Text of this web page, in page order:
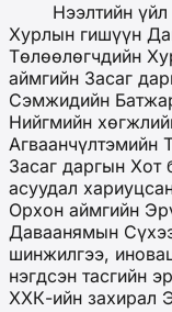
Нээлтийн үйл
Хурлын гишүүн
Төлөөлөгчдийн
аймгийн Засаг
Сэмжидийн
Нийгмийн
Агваанчүлтэмийн
Засаг даргын Хот
асуудал
Орхон аймгийн
Даваанямын
шинжилгээ,
нэгдсэн тасгийн
ХХК-ийн захирал